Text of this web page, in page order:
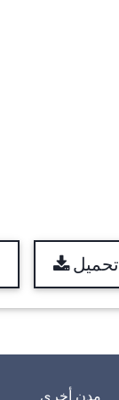
تحميل
مدن أخرى